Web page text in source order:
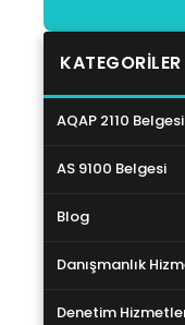
KATEGORILER
AQAP 2110 Belgesi
AS 9100 Belgesi
Blog
Danışmanlık
Denetim